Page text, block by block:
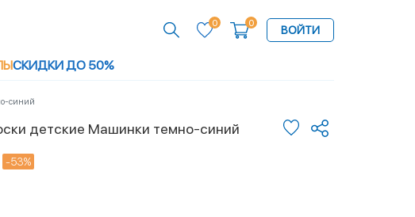
0 0
ВОЙТИ
СКИДКИ ДО 50%
синий
детские Машинки темно-синий
-53%